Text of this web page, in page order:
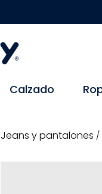
Calzado
jeans y pantalones